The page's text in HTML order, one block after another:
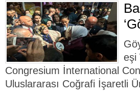
eşi
Congresium İnternational
Uluslararası Coğrafi İşaretli